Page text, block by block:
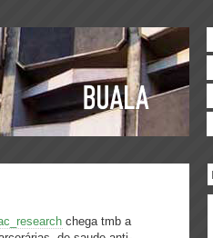
chega tmb a